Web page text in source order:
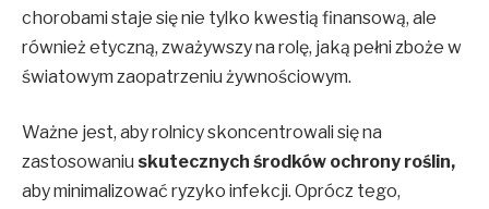
chorobami staje się nie tylko kwestią finansową, ale
również etyczną, zważywszy na rolę, jaką pełni zboże w
światowym zaopatrzeniu żywnościowym.
Ważne jest, aby rolnicy skoncentrowali się na
zastosowaniu skutecznych środków ochrony roślin,
aby minimalizować ryzyko infekcji. Oprócz tego,